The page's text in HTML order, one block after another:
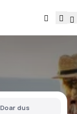
Doar dus